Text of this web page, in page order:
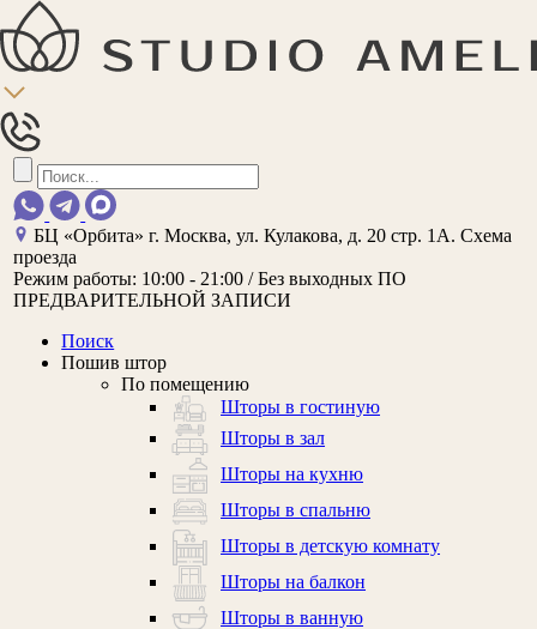
БЦ «Орбита»г. Москва, ул. Кулакова, д. 20 стр. 1А. Схема
проезда
Режим работы: 10:00 - 21:00 / Без выходных ПО
ПРЕДВАРИТЕЛЬНОЙ ЗАПИСИ
Поиск
Пошив штор
По помещению
Шторы в гостиную
Шторы в зал
Шторы на кухню
Шторы в спальню
Шторы в детскую комнату
Шторы на балкон
Шторы в ванную